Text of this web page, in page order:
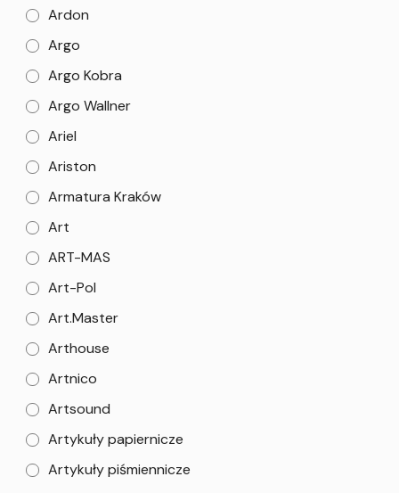
Ardon
Argo
Argo Kobra
Argo Wallner
Ariel
Ariston
Armatura Kraków
Art
ART-MAS
Art-Pol
Art.Master
Arthouse
Artnico
Artsound
Artykuły papiernicze
Artykuły piśmiennicze